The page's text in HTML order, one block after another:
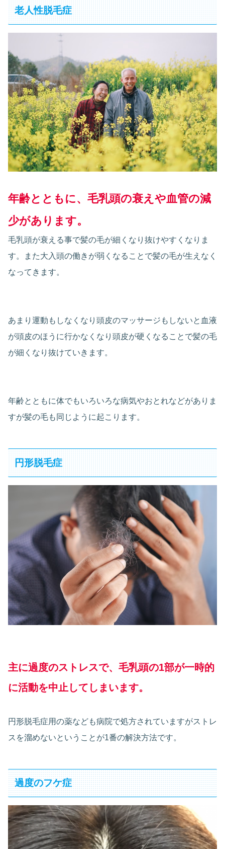
老人性脱毛症
年齢とともに、毛乳頭の衰えや血管の減
少があります。
毛乳頭が衰える事で髪の毛が細くなり抜けやすくなりま
す。また大入頭の働きが弱くなることで髪の毛が生えなく
なってきます。
あまり運動もしなくなり頭皮のマッサージもしないと血液
が頭皮のほうに行かなくなり頭皮が硬くなることで髪の毛
が細くなり抜けていきます。
年齢とともに体でもいろいろな病気やおとれなどがありま
すが髪の毛も同じように起こります。
円形脱毛症
主に過度のストレスで、毛乳頭の1部が一時的
に活動を中止してしまいます。
円形脱毛症用の薬なども病院で処方されていますがストレ
スを溜めないということが1番の解決方法です。
過度のフケ症